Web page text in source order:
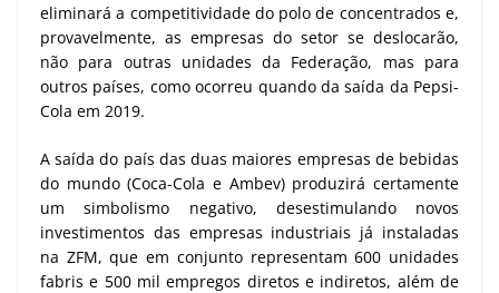
eliminará a competitividade do polo de concentrados e,
provavelmente, as empresas do setor se deslocarão,
não para outras unidades da Federação, mas para
outros países, como ocorreu quando da saída da Pepsi-
Cola em 2019.
A saída do país das duas maiores empresas de bebidas
do mundo (Coca-Cola e Ambev) produzirá certamente
um simbolismo negativo, desestimulando novos
investimentos das empresas industriais já instaladas
na ZFM, que em conjunto representam 600 unidades
fabris e 500 mil empregos diretos e indiretos, além de